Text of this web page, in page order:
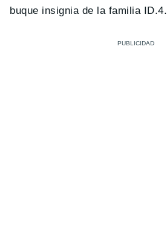
buque insignia de la familia ID.4.